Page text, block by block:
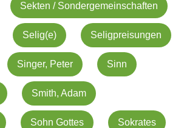
Sekten / Sondergemeinschaften
Selig(e) Seligpreisungen
Singer, Peter Sinn
Smith, Adam
Sohn Gottes Sokrates